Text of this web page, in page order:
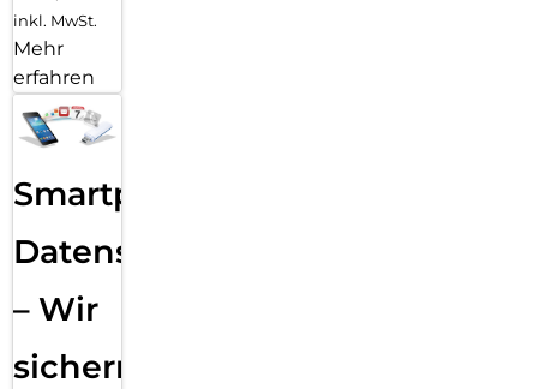
inkl. MwSt.
Mehr
erfahren
Smartphone
Datensicherung
– Wir
sichern